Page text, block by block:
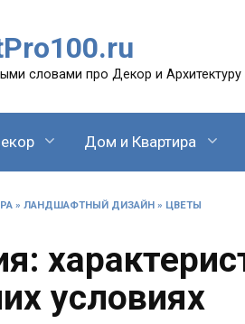
словами про Декор и Архитектуру
Дом и Квартира
» ЛАНДШАФТНЫЙ ДИЗАЙН » ЦВЕТЫ
условиях